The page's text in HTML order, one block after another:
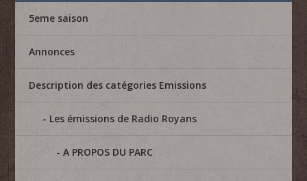
5eme saison
Annonces
Description des catégories Emissions
Les émissions de Radio Royans
A PROPOS DU PARC